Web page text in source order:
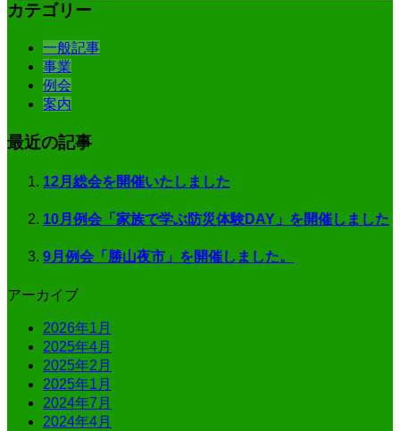
カテゴリー
一般記事
事業
例会
案内
最近の記事
12月総会を開催いたしました
10月例会「家族で学ぶ防災体験DAY」を開催しました
9月例会「勝山夜市」を開催しました。
アーカイブ
2026年1月
2025年4月
2025年2月
2025年1月
2024年7月
2024年4月